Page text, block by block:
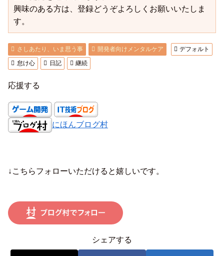
興味のある方は、登録どうぞよろしくお願いいたしま
す。
さしあたり、いま思う事 開発者向けメンタルケア
デフォルト
怠け心
日記 継続
応援する
にほんブログ村
↓こちらフォローいただけると嬉しいです。
シェアする